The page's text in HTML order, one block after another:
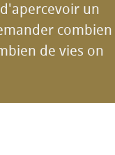
un
combien
de vies on